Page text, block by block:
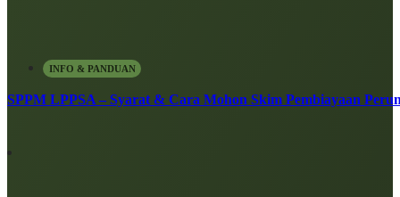
INFO & PANDUAN
SPPM LPPSA – Syarat & Cara Mohon Skim Pembiayaan